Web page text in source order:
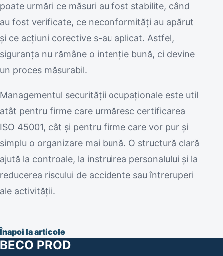
poate urmări ce măsuri au fost stabilite, când
au fost verificate, ce neconformități au apărut
și ce acțiuni corective s-au aplicat. Astfel,
siguranța nu rămâne o intenție bună, ci devine
un proces măsurabil.
Managementul securității ocupaționale este util
atât pentru firme care urmăresc certificarea
ISO 45001, cât și pentru firme care vor pur și
simplu o organizare mai bună. O structură clară
ajută la controale, la instruirea personalului și la
reducerea riscului de accidente sau întreruperi
ale activității.
Înapoi la articole
BECO PROD